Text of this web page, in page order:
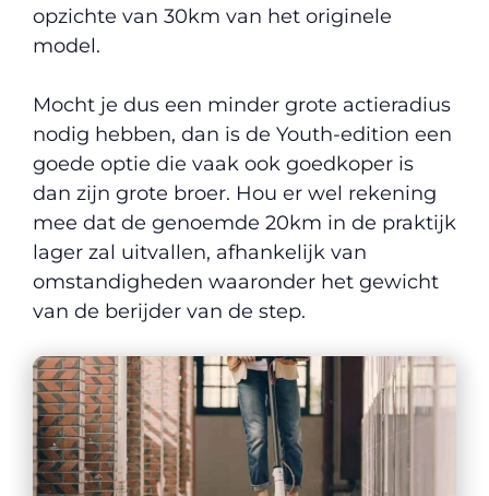
opzichte van 30km van het originele
model.
Mocht je dus een minder grote actieradius
nodig hebben, dan is de Youth-edition een
goede optie die vaak ook goedkoper is
dan zijn grote broer. Hou er wel rekening
mee dat de genoemde 20km in de praktijk
lager zal uitvallen, afhankelijk van
omstandigheden waaronder het gewicht
van de berijder van de step.